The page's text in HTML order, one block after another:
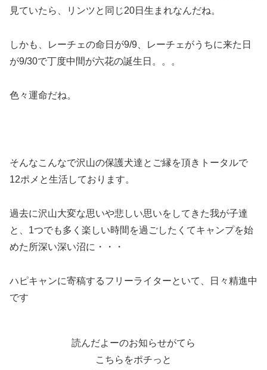
見ていたら、リンツと同じ20日生まれなんだね。
しかも、レーチェの命日が9/9、レーチェがうちに来た日
が9/30で丁度中間が六花の誕生日。。。
色々運命だね。
そんなこんなで沢山の保護犬達とご縁を頂きトータルで
12ポメと生活しております。
過去に沢山大変な思いや悲しい思いをしてきた我が子達
と、1つでも多く楽しい時間を過ごしたくてキャンプを始
めた所深い深い沼に・・・
ハピキャンに寄稿するフリーライターといて、日々精進中
です
読んだよーのお知らせがてら
こちらをポチっと